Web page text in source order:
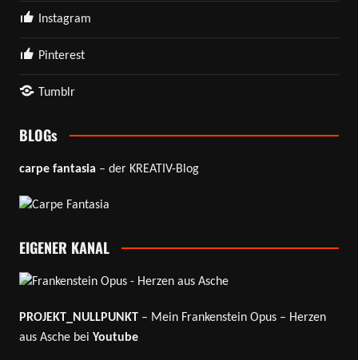
Instagram
Pinterest
Tumblr
BLOGs
carpe fantasia – der KREATIV-Blog
EIGENER KANAL
PROJEKT_NULLPUNKT– Mein Frankenstein Opus – Herzen
aus Asche bei Youtube